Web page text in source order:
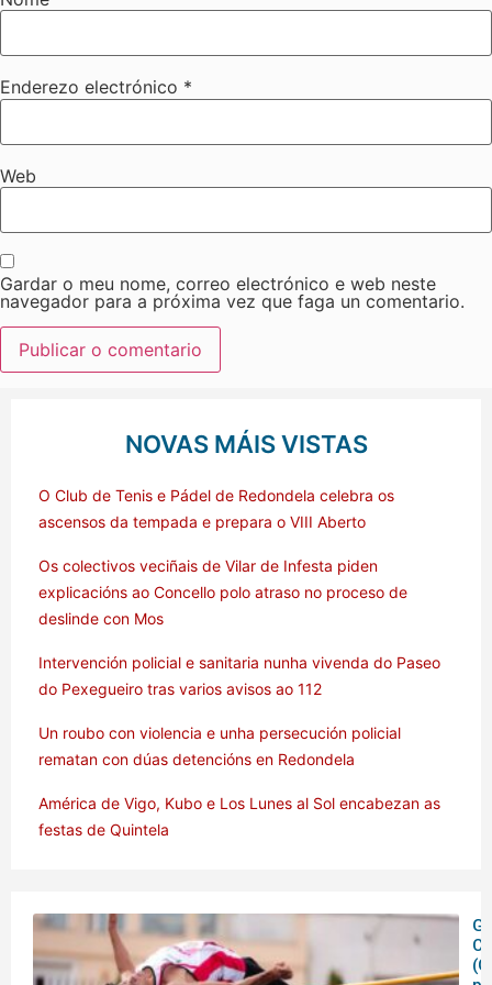
Enderezo electrónico *
Web
Gardar o meu nome, correo electrónico e web neste
navegador para a próxima vez que faga un comentario.
NOVAS MÁIS VISTAS
O Club de Tenis e Pádel de Redondela celebra os
ascensos da tempada e prepara o VIII Aberto
Os colectivos veciñais de Vilar de Infesta piden
explicacións ao Concello polo atraso no proceso de
deslinde con Mos
Intervención policial e sanitaria nunha vivenda do Paseo
do Pexegueiro tras varios avisos ao 112
Un roubo con violencia e unha persecución policial
rematan con dúas detencións en Redondela
América de Vigo, Kubo e Los Lunes al Sol encabezan as
festas de Quintela